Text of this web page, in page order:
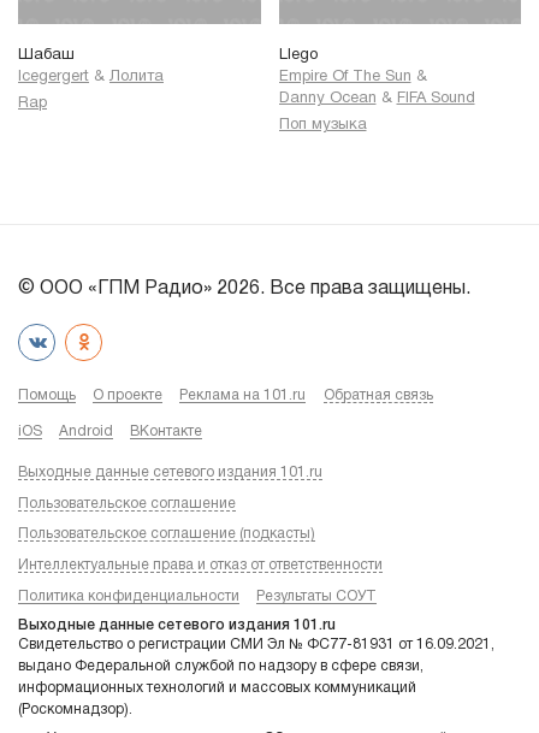
Шабаш
Icegergert & Лолита
Rap
Llego
Empire Of The Sun &
Danny Ocean & FIFA Sound
Поп музыка
© ООО «ГПМ Радио» 2026. Все права защищены.
Помощь О проекте Реклама на 101.ru Обратная связь
iOS Android ВКонтакте
Выходные данные сетевого издания 101.ru
Пользовательское соглашение
Пользовательское соглашение (подкасты)
Интеллектуальные права и отказ от ответственности
Политика конфиденциальности Результаты СОУТ
Выходные данные сетевого издания 101.ru
Свидетельство о регистрации СМИ Эл № ФС77-81931 от 16.09.2021,
выдано Федеральной службой по надзору в сфере связи,
информационных технологий и массовых коммуникаций
(Роскомнадзор).